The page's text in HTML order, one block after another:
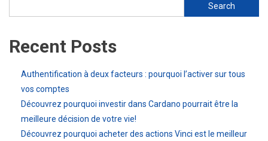
Search
Recent Posts
Authentification à deux facteurs : pourquoi l’activer sur tous
vos comptes
Découvrez pourquoi investir dans Cardano pourrait être la
meilleure décision de votre vie!
Découvrez pourquoi acheter des actions Vinci est le meilleur